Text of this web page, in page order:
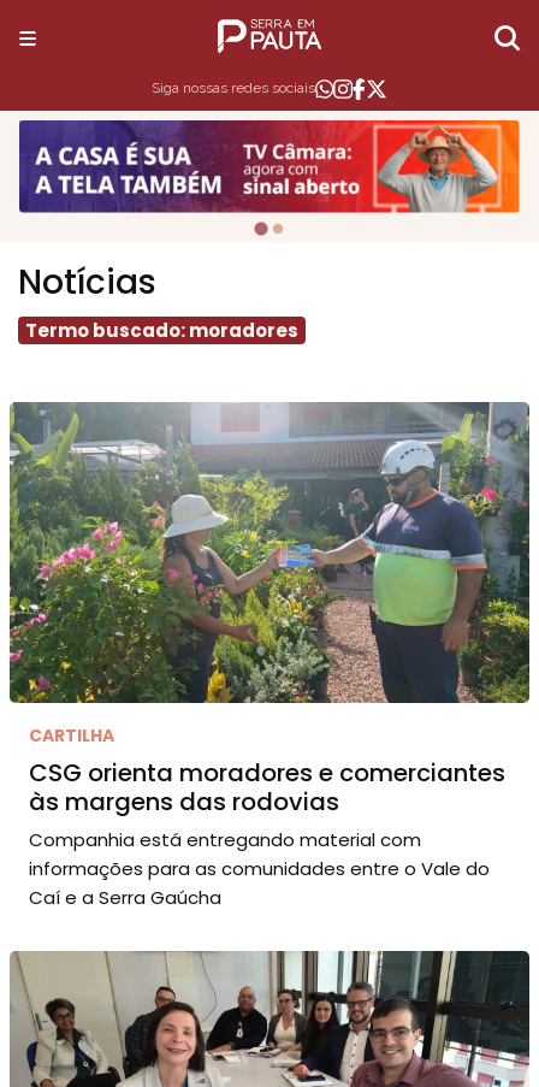
Siga nossas redes sociais
Notícias
Termo buscado: moradores
CARTILHA
CSG orienta moradores e comerciantes
às margens das rodovias
Companhia está entregando material com
informações para as comunidades entre o Vale do
Caí e a Serra Gaúcha